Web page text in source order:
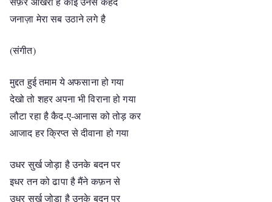
जनाज़ा मेरा सब उठाने लगे है
(संगीत)
मुद्दत हुई तमाम ये अफसाना हो गया
देखो तो शहर अपना भी विराना हो गया
लौटा रहा है कैद-ए-आनास को तोड़ कर
आजाद हर क्रिप्त से दीवाना हो गया
उधर सुर्ख जोड़ा है उनके बदन पर
इधर तन को ढापा है मैंने कफ़न से
उधर सुर्ख जोड़ा है उनके बदन पर